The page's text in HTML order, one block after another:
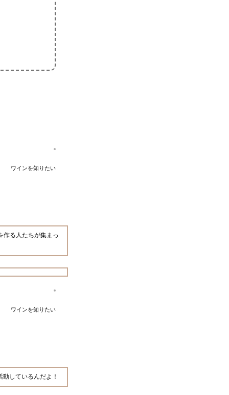
ワインを知りたい
作る人たちが集まっ
ワインを知りたい
しているんだよ！